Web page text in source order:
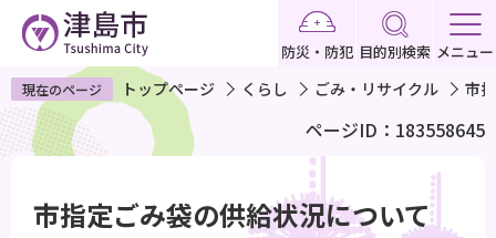
ペ
ー
ジ
防災・防犯 目的別検索 メニュー
現在のページ トップページ くらし ごみ・リサイクル 市
ページID：183558645
市指定ごみ袋の供給状況について